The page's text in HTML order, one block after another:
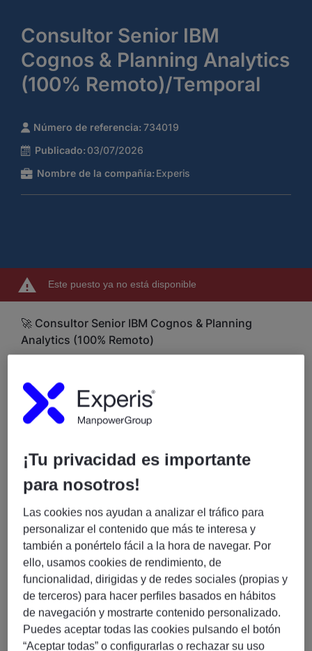
Consultor Senior IBM
Cognos & Planning Analytics
(100% Remoto)/Temporal
Número de referencia: 734019
Publicado: 03/07/2026
Nombre de la compañía: Experis
Este puesto ya no está disponible
🚀 Consultor Senior IBM Cognos & Planning
Analytics (100% Remoto)
⏳ Duración:5 meses (posibilidad de extensión según
evolución del proyecto)
Buscamos unConsultor Senior IBM Cognos &
Planning Analyticspara incorporarse a un proyecto
despliegue y evolución de soluciones corporativas de
Business Intelligence y planificación financiera.
La persona seleccionada formará parte de iniciativas
relacionadas con la implantación, administración y
optimización de plataformas IBM Cognos y Planning
Analytics, colaborando en el diseño de arquitecturas,
integración con sistemas corporativos y modernización
¡Tu privacidad es importante
para nosotros!
Las cookies nos ayudan a analizar el tráfico para
personalizar el contenido que más te interesa y
también a ponértelo fácil a la hora de navegar. Por
ello, usamos cookies de rendimiento, de
funcionalidad, dirigidas y de redes sociales (propias y
de terceros) para hacer perfiles basados en hábitos
de navegación y mostrarte contenido personalizado.
Puedes aceptar todas las cookies pulsando el botón
“Aceptar todas” o configurarlas o rechazar su uso